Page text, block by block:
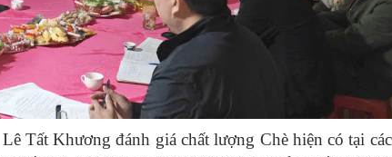
Tất Khương đánh giá chất lượng Chè hiện có tại